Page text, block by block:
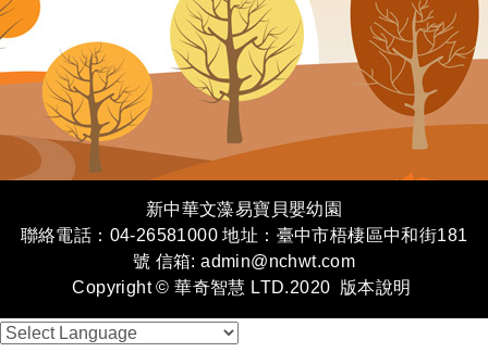
新中華文藻易寶貝嬰幼園
聯絡電話：04-26581000 地址：臺中市梧棲區中和街181
號 信箱: admin@nchwt.com
Copyright © 華奇智慧 LTD.2020 版本說明